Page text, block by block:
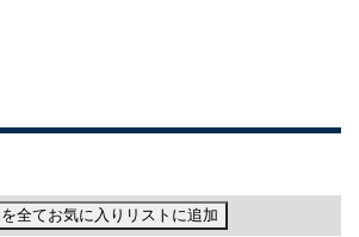
全てお気に入りリストに追加